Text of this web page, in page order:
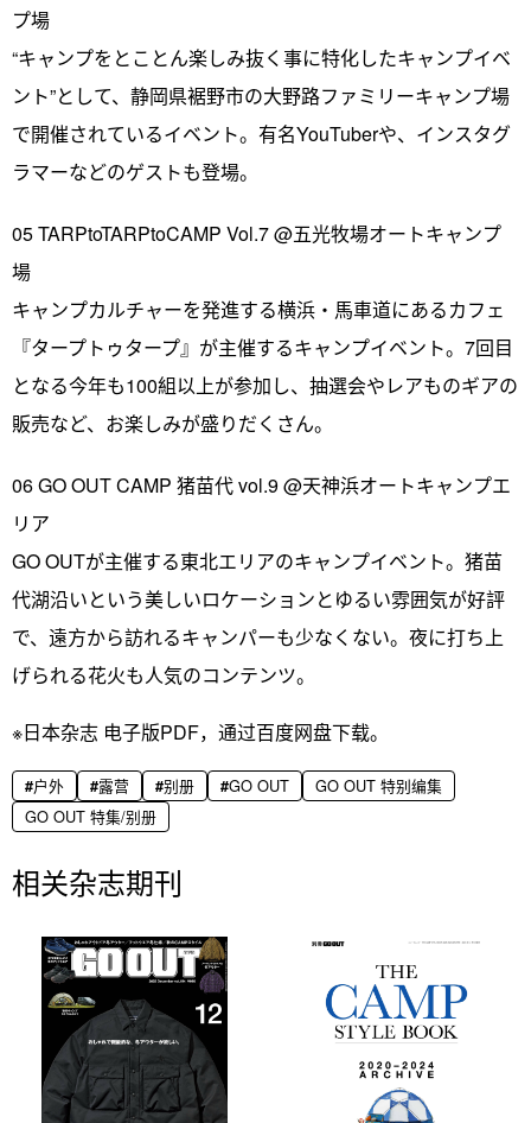
プ場
“キャンプをとことん楽しみ抜く事に特化したキャンプイベ
ント”として、静岡県裾野市の大野路ファミリーキャンプ場
で開催されているイベント。有名YouTuberや、インスタグ
ラマーなどのゲストも登場。
05 TARPtoTARPtoCAMP Vol.7 @五光牧場オートキャンプ
場
キャンプカルチャーを発進する横浜・馬車道にあるカフェ
『タープトゥタープ』が主催するキャンプイベント。7回目
となる今年も100組以上が参加し、抽選会やレアものギアの
販売など、お楽しみが盛りだくさん。
06 GO OUT CAMP 猪苗代 vol.9 @天神浜オートキャンプエ
リア
GO OUTが主催する東北エリアのキャンプイベント。猪苗
代湖沿いという美しいロケーションとゆるい雰囲気が好評
で、遠方から訪れるキャンパーも少なくない。夜に打ち上
げられる花火も人気のコンテンツ。
※日本杂志 电子版PDF，通过百度网盘下载。
户外 露营 别册 GO OUT
GO OUT 特别编集
GO OUT 特集/别册
相关杂志期刊